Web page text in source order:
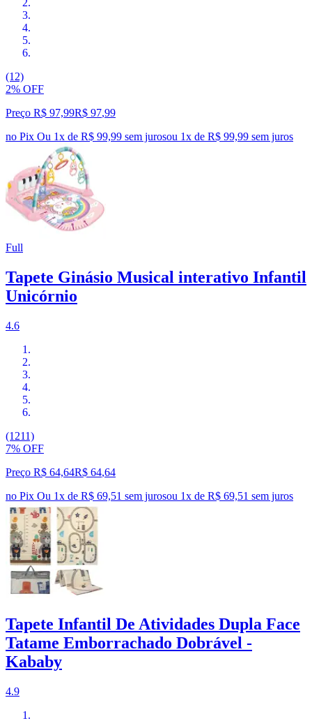
(12)
2% OFF
Preço R$ 97,99R$ 97,99
no Pix Ou 1x de R$ 99,99 sem jurosou 1x de R$ 99,99 sem juros
Full
Tapete Ginásio Musical interativo Infantil
Unicórnio
4.6
(1211)
7% OFF
Preço R$ 64,64R$ 64,64
no Pix Ou 1x de R$ 69,51 sem jurosou 1x de R$ 69,51 sem juros
Tapete Infantil De Atividades Dupla Face
Tatame Emborrachado Dobrável -
Kababy
4.9